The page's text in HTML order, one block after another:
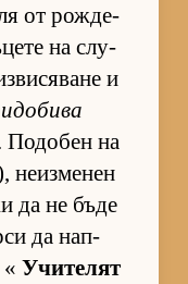
от рож­де­
на слу­
и
По­до­бен на
не­из­ме­нен
да не бъде
да нап­
Учи­те­лят